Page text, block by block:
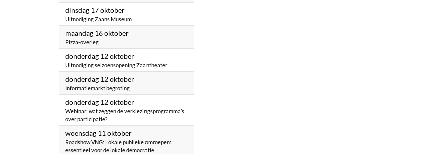
dinsdag 17 oktober2023
Uitnodiging Zaans Museum
maandag 16 oktober2023
Pizza-overleg
donderdag 12 oktober2023
Uitnodiging seizoensopening Zaantheater
donderdag 12 oktober2023
Informatiemarkt begroting
donderdag 12 oktober2023
Webinar: wat zeggen de verkiezingsprogramma’s
over participatie?
woensdag 11 oktober2023
Roadshow VNG: Lokale publieke omroepen:
essentieel voor de lokale democratie